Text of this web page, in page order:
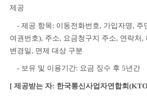
제공
- 제공 항목: 이동전화번호, 가입자명, 주
여권번호), 주소, 요금청구지 주소, 연락처,
변경일, 면제 대상 구분
- 보유 및 이용기간: 요금 징수 후 5년간
[ 제공받는 자: 한국통신사업자연합회